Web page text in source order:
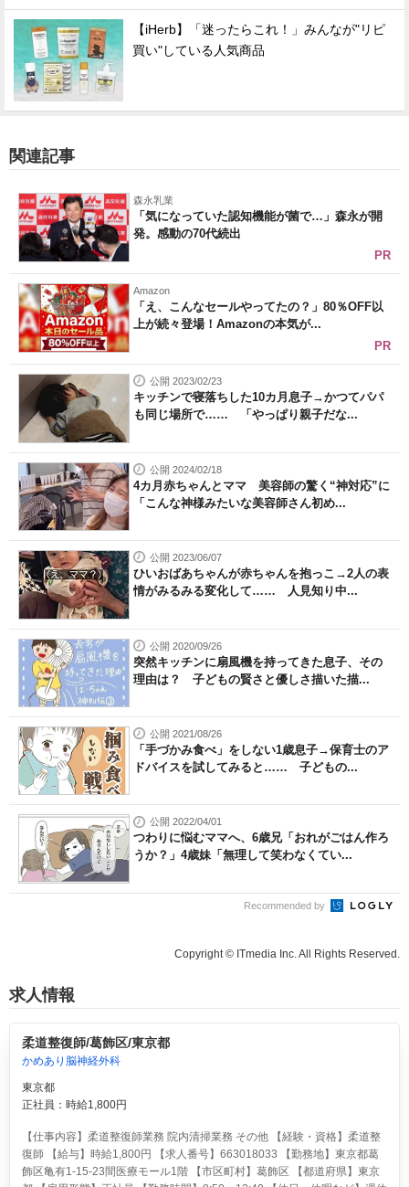
【iHerb】「迷ったらこれ！」みんなが"リピ
買い"している人気商品
関連記事
森永乳業
「気になっていた認知機能が菌で…」森永が開
発。感動の70代続出
PR
Amazon
「え、こんなセールやってたの？」80％OFF以
上が続々登場！Amazonの本気が...
PR
公開 2023/02/23
キッチンで寝落ちした10カ月息子→かつてパパ
も同じ場所で…… 「やっぱり親子だな...
公開 2024/02/18
4カ月赤ちゃんとママ 美容師の驚く“神対応”に
「こんな神様みたいな美容師さん初め...
公開 2023/06/07
ひいおばあちゃんが赤ちゃんを抱っこ→2人の表
情がみるみる変化して…… 人見知り中...
公開 2020/09/26
突然キッチンに扇風機を持ってきた息子、その
理由は？ 子どもの賢さと優しさ描いた描...
公開 2021/08/26
「手づかみ食べ」をしない1歳息子→保育士のア
ドバイスを試してみると…… 子どもの...
公開 2022/04/01
つわりに悩むママへ、6歳兄「おれがごはん作ろ
うか？」4歳妹「無理して笑わなくてい...
Recommended by
Copyright © ITmedia Inc. All Rights Reserved.
求人情報
柔道整復師/葛飾区/東京都
かめあり脳神経外科
東京都
正社員：時給1,800円
【仕事内容】柔道整復師業務 院内清掃業務 その他 【経験・資格】柔道整
復師 【給与】時給1,800円 【求人番号】663018033 【勤務地】東京都葛
飾区亀有1-15-23間医療モール1階 【市区町村】葛飾区 【都道府県】東京